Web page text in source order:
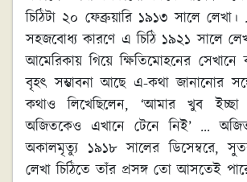
চিঠিটা ২০ ফেব্রুয়ারি ১৯১৩ সালে
সহজবোধ্য কারণে এ চিঠি ১৯২১ সালে
আমেরিকায় গিয়ে ক্ষিতিমোহনের
বৃহৎ সম্ভাবনা আছে এ-কথা জানানোর
কথাও লিখেছিলেন, ‘আমার খুব
অজিতকেও এখানে টেনে নিই’ …
অকালমৃত্যু ১৯১৮ সালের ডিসেম্বরে,
লেখা চিঠিতে তাঁর প্রসঙ্গ তো আসতেই